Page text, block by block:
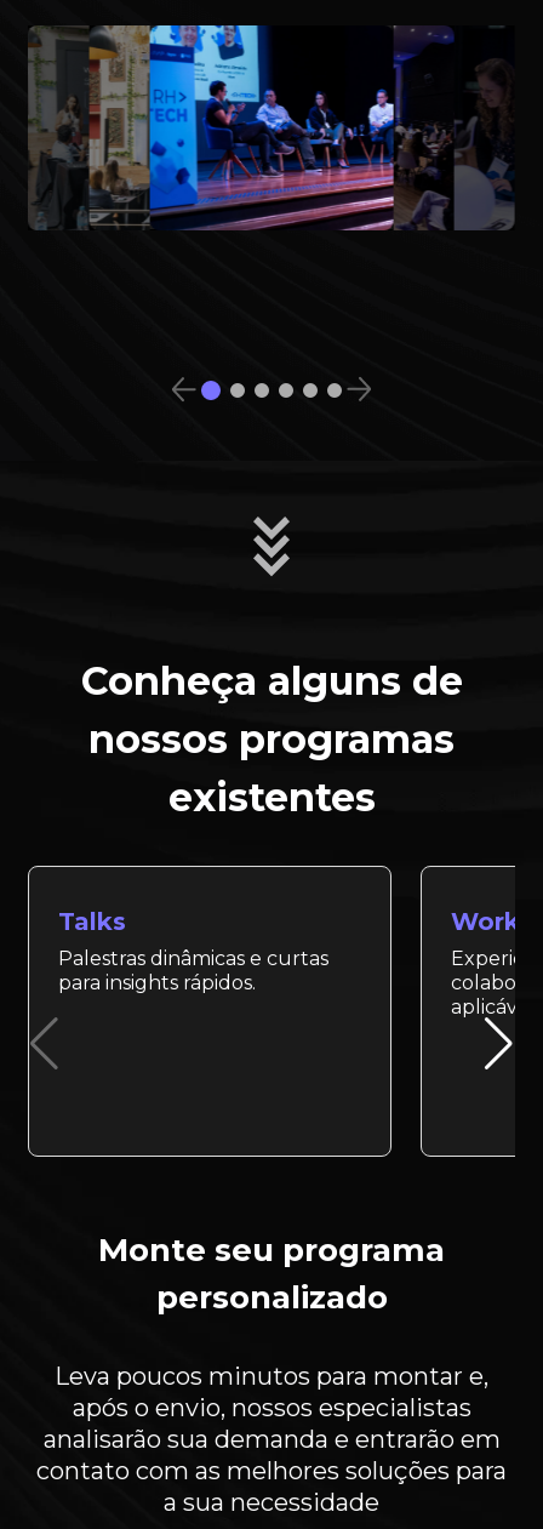
Conheça alguns de
nossos programas
existentes
Talks
Palestras dinâmicas e curtas
para insights rápidos.
Monte seu programa
personalizado
Leva poucos minutos para montar e,
após o envio, nossos especialistas
analisarão sua demanda e entrarão em
contato com as melhores soluções para
a sua necessidade